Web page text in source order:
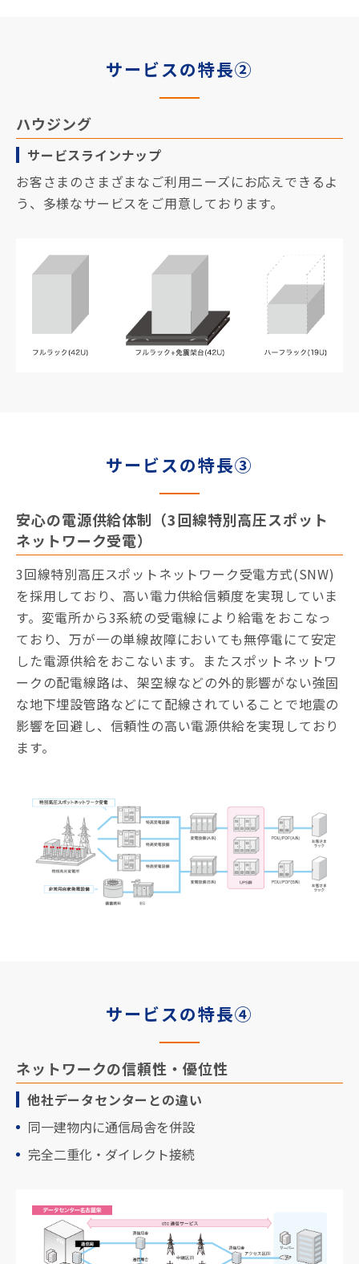
サービスの特長②
ハウジング
サービスラインナップ
お客さまのさまざまなご利用ニーズにお応えできるよ
う、多様なサービスをご用意しております。
サービスの特長③
安心の電源供給体制（3回線特別高圧スポット
ネットワーク受電）
3回線特別高圧スポットネットワーク受電方式(SNW)
を採用しており、高い電力供給信頼度を実現していま
す。変電所から3系統の受電線により給電をおこなっ
ており、万が一の単線故障においても無停電にて安定
した電源供給をおこないます。またスポットネットワ
ークの配電線路は、架空線などの外的影響がない強固
な地下埋設管路などにて配線されていることで地震の
影響を回避し、信頼性の高い電源供給を実現しており
ます。
サービスの特長④
ネットワークの信頼性・優位性
他社データセンターとの違い
同一建物内に通信局舎を併設
完全二重化・ダイレクト接続